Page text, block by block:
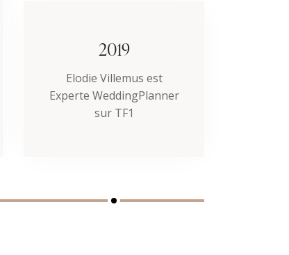
2019
Elodie Villemus est
Experte WeddingPlanner
sur TF1